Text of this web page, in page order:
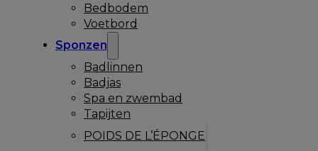
Bedbodem
Voetbord
Sponzen
Badlinnen
Badjas
Spa en zwembad
Tapijten
POIDS DE L’ÉPONGE